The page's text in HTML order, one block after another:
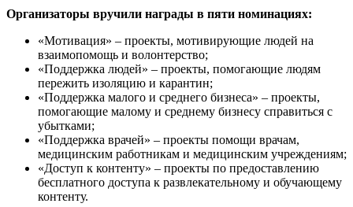
Организаторы вручили награды в пяти номинациях:
«Мотивация» – проекты, мотивирующие людей на
взаимопомощь и волонтерство;
«Поддержка людей» – проекты, помогающие людям
пережить изоляцию и карантин;
«Поддержка малого и среднего бизнеса» – проекты,
помогающие малому и среднему бизнесу справиться с
убытками;
«Поддержка врачей» – проекты помощи врачам,
медицинским работникам и медицинским учреждениям;
«Доступ к контенту» – проекты по предоставлению
бесплатного доступа к развлекательному и обучающему
контенту.